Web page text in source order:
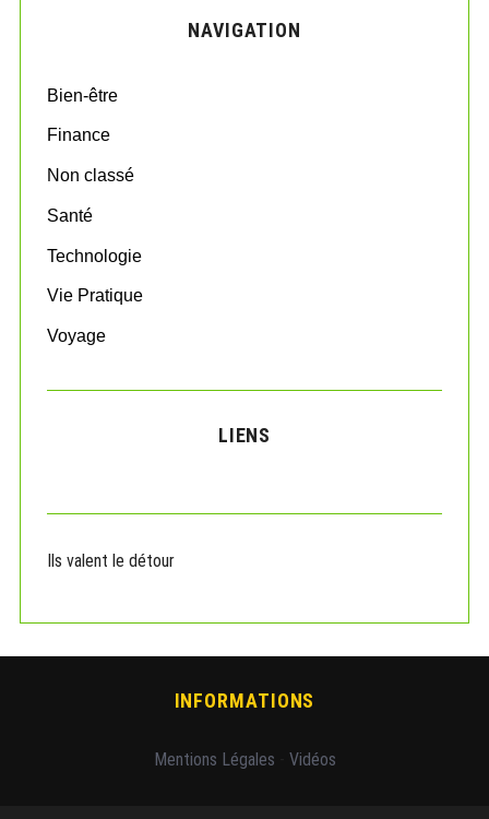
o
:
NAVIGATION
Bien-être
Finance
Non classé
Santé
Technologie
Vie Pratique
Voyage
LIENS
Ils valent le détour
INFORMATIONS
Mentions Légales Vidéos